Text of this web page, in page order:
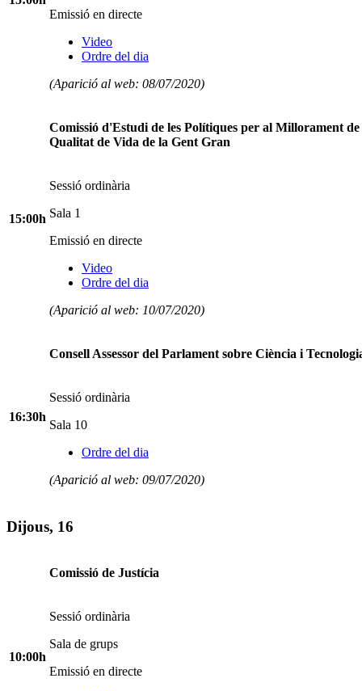
Emissió en directe
Video
Ordre del dia
(Aparició al web: 08/07/2020)
15:00h
Comissió d'Estudi de les Polítiques per al Millorament de
Qualitat de Vida de la Gent Gran
Sessió ordinària
Sala 1
Emissió en directe
Video
Ordre del dia
(Aparició al web: 10/07/2020)
16:30h
Consell Assessor del Parlament sobre Ciència i
Sessió ordinària
Sala 10
Ordre del dia
(Aparició al web: 09/07/2020)
Dijous, 16
10:00h
Comissió de Justícia
Sessió ordinària
Sala de grups
Emissió en directe